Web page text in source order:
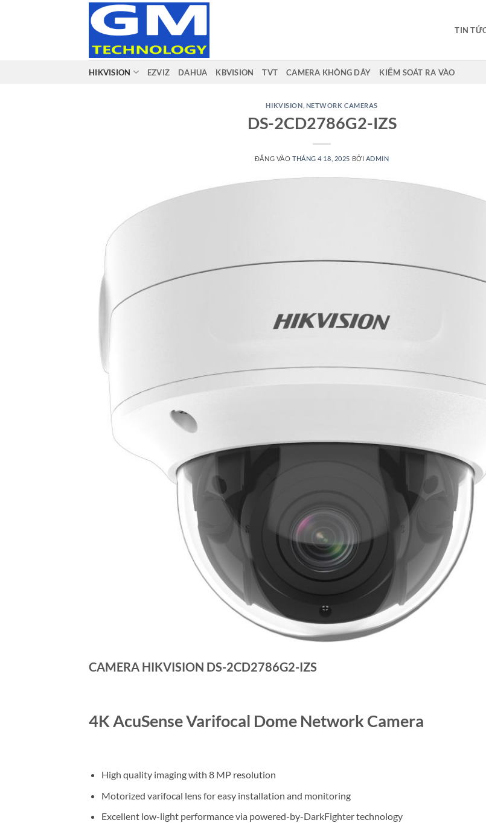
TIN
HIKVISION EZVIZ DAHUA KBVISION TVT CAMERA KHÔNG DÂY KIỂM SOÁT RA VÀO
HIKVISION NETWORK CAMERAS
DS-2CD2786G2-IZS
ĐĂNG VÀO THÁNG 4 18, 2025 BỞI ADMIN
CAMERA HIKVISION DS-2CD2786G2-IZS
4K AcuSense Varifocal Dome Network Camera
High quality imaging with 8 MP resolution
Motorized varifocal lens for easy installation and monitoring
Excellent low-light performance via powered-by-DarkFighter technology